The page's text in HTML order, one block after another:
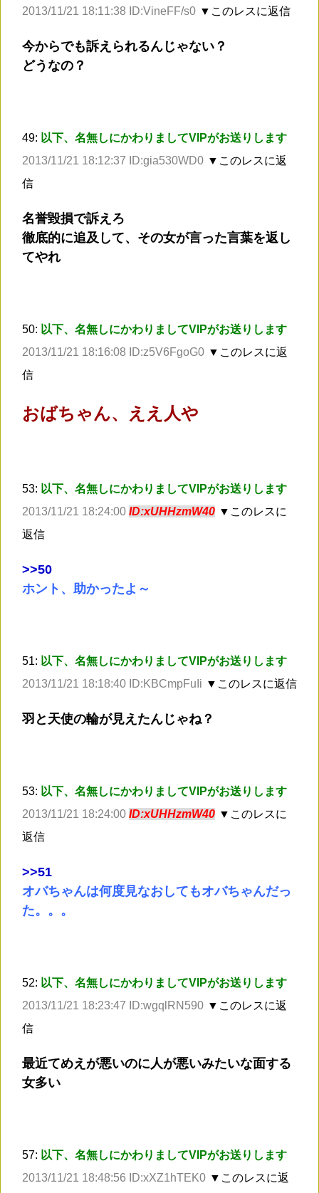
2013/11/21 18:11:38 ID:VineFF/s0 ▼このレスに返信
今からでも訴えられるんじゃない？
どうなの？
49: 以下、名無しにかわりましてVIPがお送りします
2013/11/21 18:12:37 ID:gia530WD0 ▼このレスに返
信
名誉毀損で訴えろ
徹底的に追及して、その女が言った言葉を返し
てやれ
50: 以下、名無しにかわりましてVIPがお送りします
2013/11/21 18:16:08 ID:z5V6FgoG0 ▼このレスに返
信
おばちゃん、ええ人や
53: 以下、名無しにかわりましてVIPがお送りします
2013/11/21 18:24:00 ID:xUHHzmW40 ▼このレスに
返信
>>50
ホント、助かったよ～
51: 以下、名無しにかわりましてVIPがお送りします
2013/11/21 18:18:40 ID:KBCmpFuIi ▼このレスに返信
羽と天使の輪が見えたんじゃね？
53: 以下、名無しにかわりましてVIPがお送りします
2013/11/21 18:24:00 ID:xUHHzmW40 ▼このレスに
返信
>>51
オバちゃんは何度見なおしてもオバちゃんだっ
た。。。
52: 以下、名無しにかわりましてVIPがお送りします
2013/11/21 18:23:47 ID:wgqlRN590 ▼このレスに返
信
最近てめえが悪いのに人が悪いみたいな面する
女多い
57: 以下、名無しにかわりましてVIPがお送りします
2013/11/21 18:48:56 ID:xXZ1hTEK0 ▼このレスに返